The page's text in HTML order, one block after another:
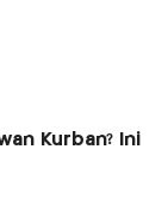
Kurban? Ini